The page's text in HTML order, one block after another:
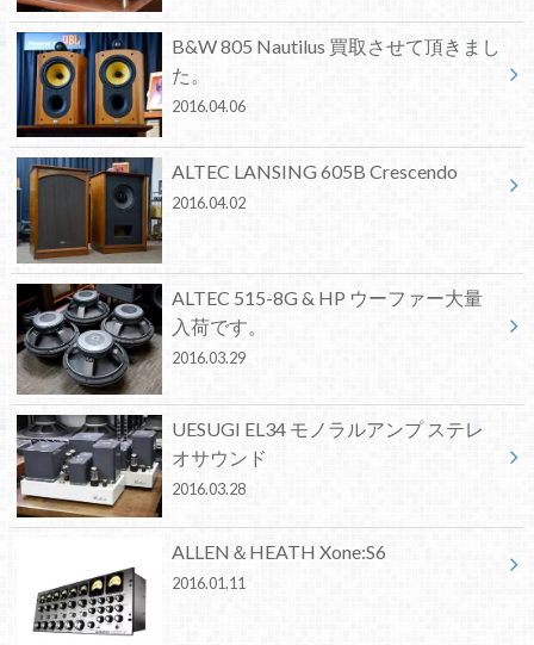
B&W 805 Nautilus 買取させて頂きまし
た。
2016.04.06
ALTEC LANSING 605B Crescendo
2016.04.02
ALTEC 515-8G & HP ウーファー大量
入荷です。
2016.03.29
UESUGI EL34 モノラルアンプ ステレ
オサウンド
2016.03.28
ALLEN＆HEATH Xone:S6
2016.01.11